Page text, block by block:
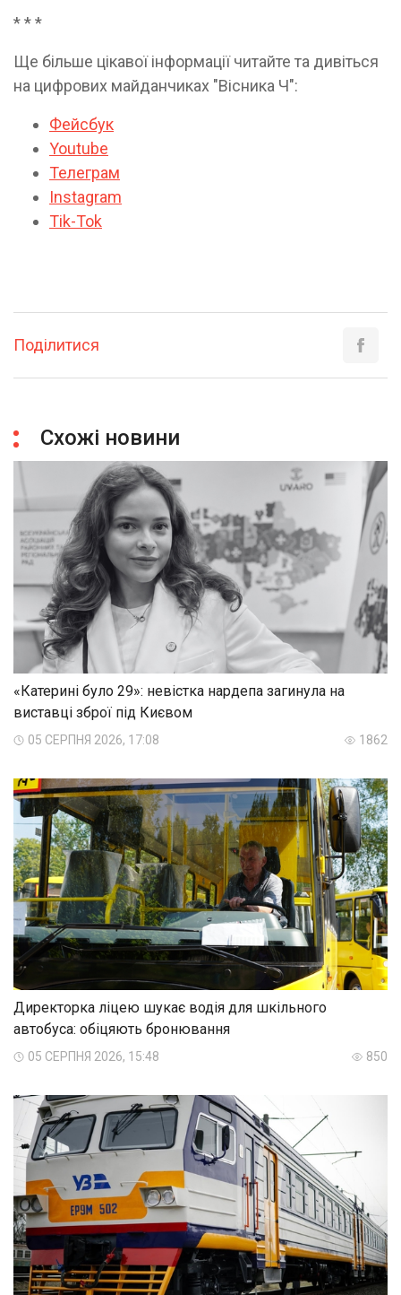
* * *
Ще більше цікавої інформації читайте та дивіться
на цифрових майданчиках "Вісника Ч":
Фейсбук
Youtube
Телеграм
Instagram
Tik-Tok
Поділитися
Схожі новини
«Катерині було 29»: невістка нардепа загинула на
виставці зброї під Києвом
05 СЕРПНЯ 2026, 17:08 1862
Директорка ліцею шукає водія для шкільного
автобуса: обіцяють бронювання
05 СЕРПНЯ 2026, 15:48 850